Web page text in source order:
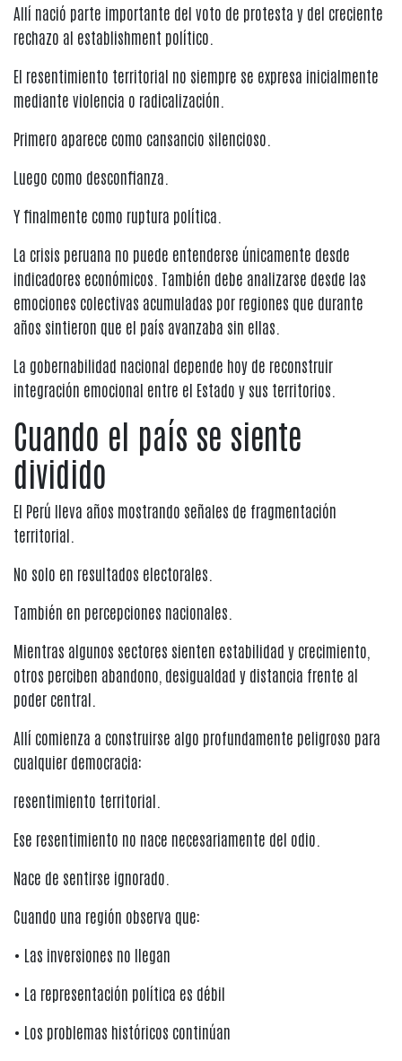
Allí nació parte importante del voto de protesta y del creciente
rechazo al establishment político.
El resentimiento territorial no siempre se expresa inicialmente
mediante violencia o radicalización.
Primero aparece como cansancio silencioso.
Luego como desconfianza.
Y finalmente como ruptura política.
La crisis peruana no puede entenderse únicamente desde
indicadores económicos. También debe analizarse desde las
emociones colectivas acumuladas por regiones que durante
años sintieron que el país avanzaba sin ellas.
La gobernabilidad nacional depende hoy de reconstruir
integración emocional entre el Estado y sus territorios.
Cuando el país se siente
dividido
El Perú lleva años mostrando señales de fragmentación
territorial.
No solo en resultados electorales.
También en percepciones nacionales.
Mientras algunos sectores sienten estabilidad y crecimiento,
otros perciben abandono, desigualdad y distancia frente al
poder central.
Allí comienza a construirse algo profundamente peligroso para
cualquier democracia:
resentimiento territorial.
Ese resentimiento no nace necesariamente del odio.
Nace de sentirse ignorado.
Cuando una región observa que:
• Las inversiones no llegan
• La representación política es débil
• Los problemas históricos continúan